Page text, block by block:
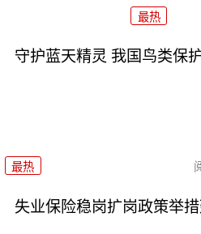
最热
守护蓝天精灵 我国鸟类保
最热
失业保险稳岗扩岗政策举